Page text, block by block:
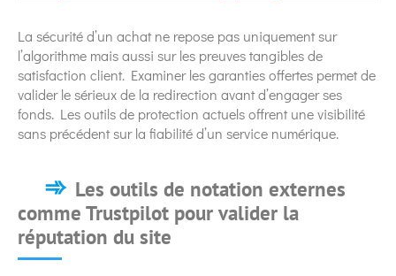
La sécurité d’un achat ne repose pas uniquement sur
l’algorithme mais aussi sur les preuves tangibles de
satisfaction client. Examiner les garanties offertes permet de
valider le sérieux de la redirection avant d’engager ses
fonds. Les outils de protection actuels offrent une visibilité
sans précédent sur la fiabilité d’un service numérique.
Les outils de notation externes
comme Trustpilot pour valider la
réputation du site